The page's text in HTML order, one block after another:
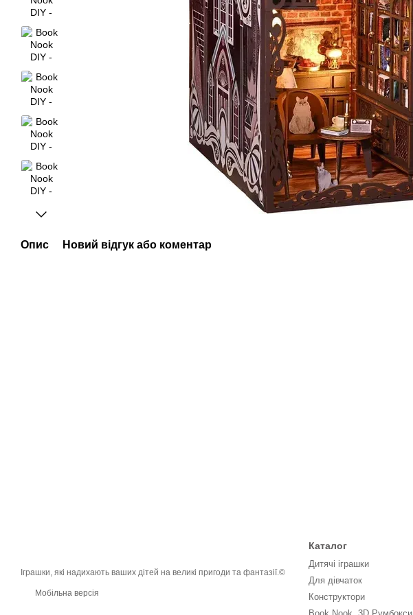
Опис Новий відгук або коментар
Іграшки, які надихають ваших дітей на великі пригоди та фантазії.©
Мобільна версія
Каталог
Дитячі іграшки
Для дівчаток
Конструктори